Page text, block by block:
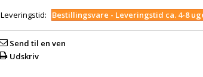
Leveringstid:
Bestillingsvare - Leveringstid ca. 4-8
Send til en ven
Udskriv